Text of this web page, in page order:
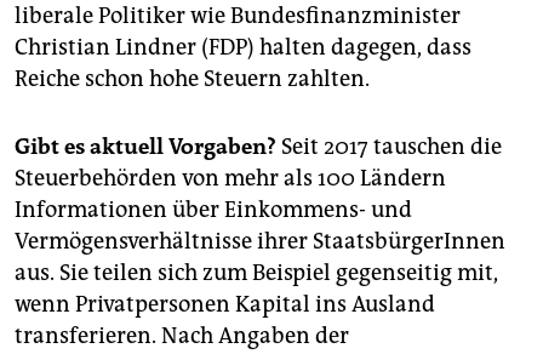
liberale Politiker wie Bundesfinanzminister
Christian Lindner (FDP) halten dagegen, dass
Reiche schon hohe Steuern zahlten.
Gibt es aktuell Vorgaben? Seit 2017 tauschen die
Steuerbehörden von mehr als 100 Ländern
Informationen über Einkommens- und
Vermögensverhältnisse ihrer StaatsbürgerInnen
aus. Sie teilen sich zum Beispiel gegenseitig mit,
wenn Privatpersonen Kapital ins Ausland
transferieren. Nach Angaben der